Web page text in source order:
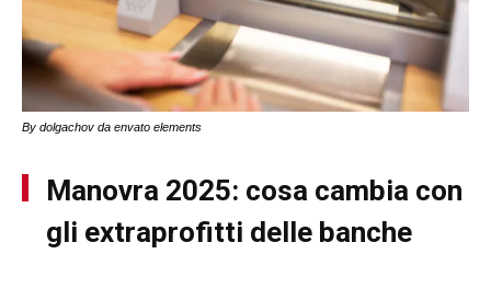
By dolgachov da envato elements
Manovra 2025: cosa cambia con
gli extraprofitti delle banche